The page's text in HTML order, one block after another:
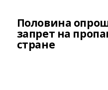
Половина
запрет на
стране